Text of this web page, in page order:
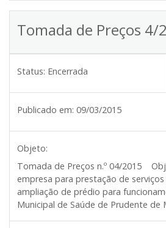
Tomada de Preços 4/
Status: Encerrada
Publicado em: 09/03/2015
Objeto:
Tomada de Preços n.º 04/2015
empresa para prestação de
ampliação de prédio para
Municipal de Saúde de Prudente de